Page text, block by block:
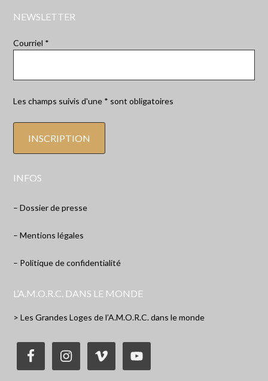
NEWSLETTER
Courriel *
Les champs suivis d'une * sont obligatoires
INFOS
– Dossier de presse
– Mentions légales
– Politique de confidentialité
L’A.M.O.R.C. DANS LE MONDE
> Les Grandes Loges de l’A.M.O.R.C. dans le monde